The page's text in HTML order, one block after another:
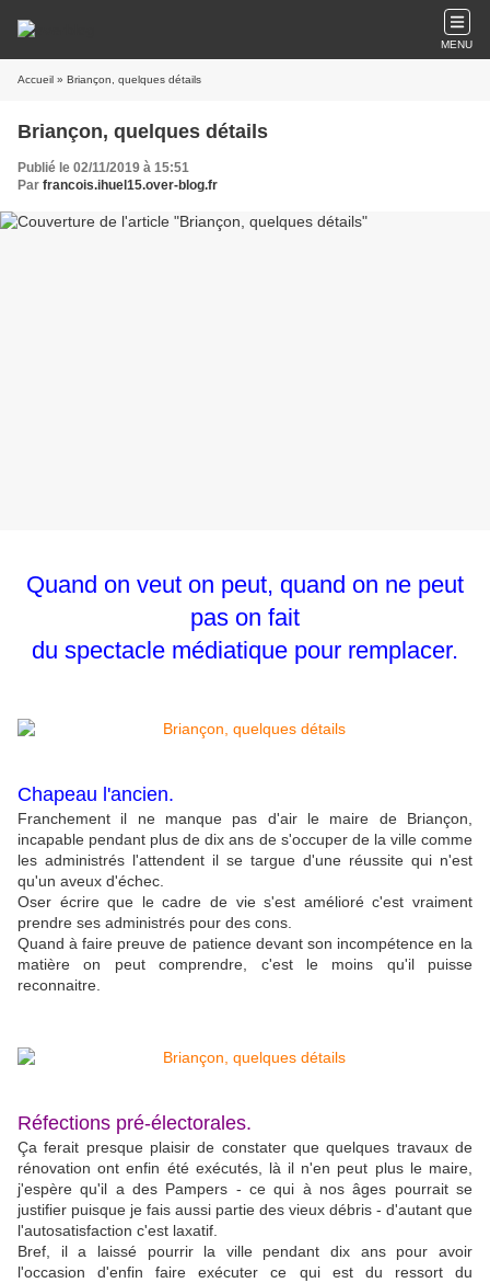
MENU
Accueil » Briançon, quelques détails
Briançon, quelques détails
Publié le 02/11/2019 à 15:51
Par francois.ihuel15.over-blog.fr
Quand on veut on peut, quand on ne peut
pas on fait
du spectacle médiatique pour remplacer.
Chapeau l'ancien.
Franchement il ne manque pas d'air le maire de Briançon,
incapable pendant plus de dix ans de s'occuper de la ville comme
les administrés l'attendent il se targue d'une réussite qui n'est
qu'un aveux d'échec.
Oser écrire que le cadre de vie s'est amélioré c'est vraiment
prendre ses administrés pour des cons.
Quand à faire preuve de patience devant son incompétence en la
matière on peut comprendre, c'est le moins qu'il puisse
reconnaitre.
Réfections pré-électorales.
Ça ferait presque plaisir de constater que quelques travaux de
rénovation ont enfin été exécutés, là il n'en peut plus le maire,
j'espère qu'il a des Pampers - ce qui à nos âges pourrait se
justifier puisque je fais aussi partie des vieux débris - d'autant que
l'autosatisfaction c'est laxatif.
Bref, il a laissé pourrir la ville pendant dix ans pour avoir
l'occasion d'enfin faire exécuter ce qui est du ressort du